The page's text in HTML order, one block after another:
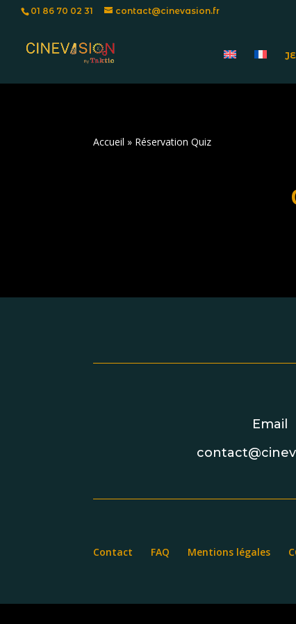
01 86 70 02 31 contact@cinevasion.fr
Accueil » Réservation Quiz
Email
Contact FAQ Mentions légales